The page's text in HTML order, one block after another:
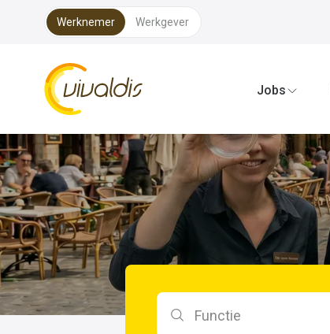
Werknemer Werkgever
Vivaldis Interim
Jobs
Zoeken op functie